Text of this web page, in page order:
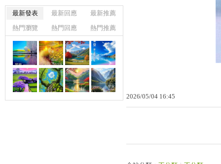
2026/05/04 16:45
最新發表 最新回應
最新推薦
熱門瀏覽
熱門回應 熱門推薦